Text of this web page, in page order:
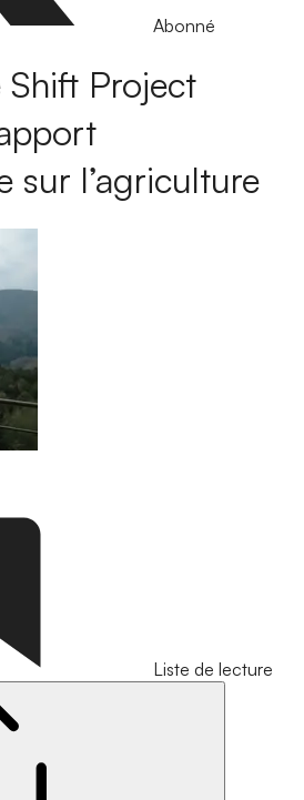
Abonné
Project
sur l’agriculture
Liste de lecture